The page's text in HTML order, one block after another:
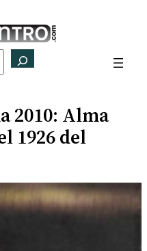
2010: Alma
1926 del